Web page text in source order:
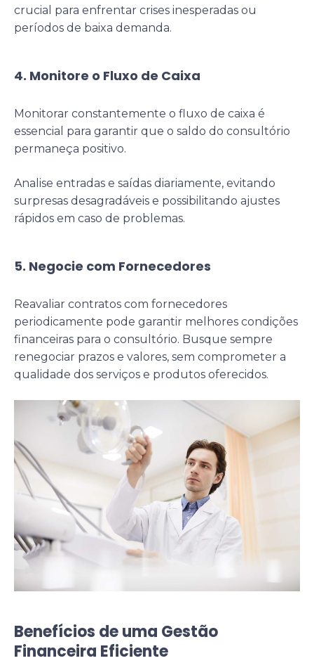
crucial para enfrentar crises inesperadas ou
períodos de baixa demanda.
4. Monitore o Fluxo de Caixa
Monitorar constantemente o fluxo de caixa é
essencial para garantir que o saldo do consultório
permaneça positivo.
Analise entradas e saídas diariamente, evitando
surpresas desagradáveis e possibilitando ajustes
rápidos em caso de problemas.
5. Negocie com Fornecedores
Reavaliar contratos com fornecedores
periodicamente pode garantir melhores condições
financeiras para o consultório. Busque sempre
renegociar prazos e valores, sem comprometer a
qualidade dos serviços e produtos oferecidos.
Benefícios de uma Gestão
Financeira Eficiente